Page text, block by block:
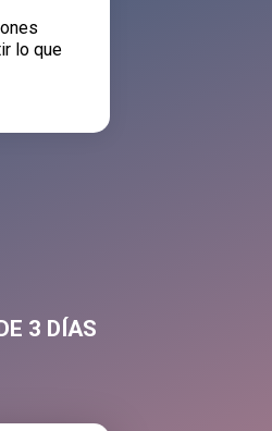
lo que
3 DÍAS